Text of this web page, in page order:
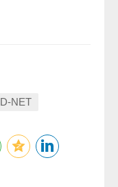
D-NET